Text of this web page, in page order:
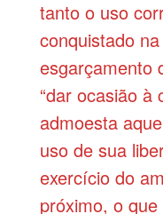
tanto o uso
conquistado
esgarçamento
“dar ocasião à
admoesta
uso de sua
exercício do
próximo, o